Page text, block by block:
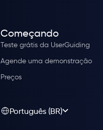
Começando
Teste grátis da UserGuiding
Agende uma demonstração
Preços
Português (BR)